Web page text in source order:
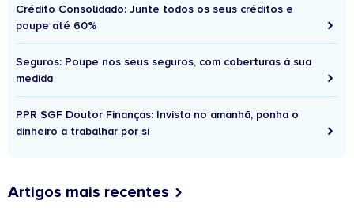
Crédito Consolidado: Junte todos os seus créditos e
poupe até 60%
Seguros: Poupe nos seus seguros, com coberturas à sua
medida
PPR SGF Doutor Finanças: Invista no amanhã, ponha o
dinheiro a trabalhar por si
Artigos mais recentes